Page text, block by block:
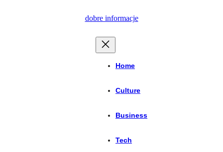
dobre informacje
Home
Culture
Business
Tech